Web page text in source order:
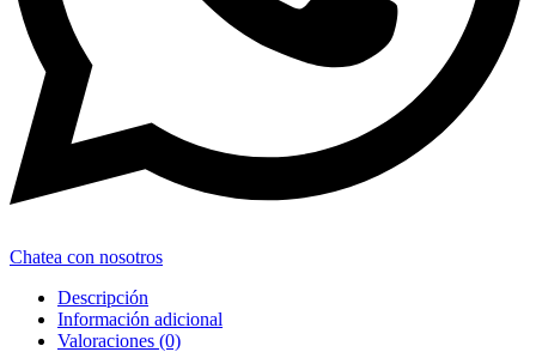
Chatea con nosotros
Descripción
Información adicional
Valoraciones (0)